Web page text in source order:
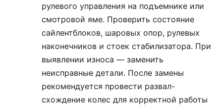
рулевого управления на подъемнике или
смотровой яме. Проверить состояние
сайлентблоков, шаровых опор, рулевых
наконечников и стоек стабилизатора. При
выявлении износа — заменить
неисправные детали. После замены
рекомендуется провести развал-
схождение колес для корректной работы